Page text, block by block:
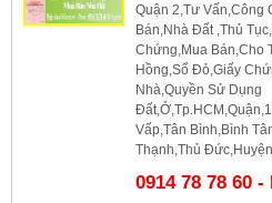
Quận 2,Tư Vấn,Công
Bán,Nhà Đất ,Thủ
Chứng,Mua Bán,Cho
Hồng,Sổ Đỏ,Giấy
Nhà,Quyền Sử Dụng
Vấp,Tân Bình,Bình
Thạnh,Thủ Đức,Huyện
0914 78 78 60